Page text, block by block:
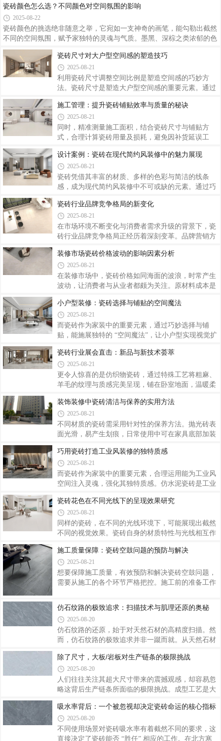
运用这些通铺技法，750×1500mm大板瓷砖便能化身空间魔术师，用最
少的分割线演绎出浑然天成的大气格局。
瓷砖颜色怎么选？不同颜色对空间氛围的影响
瓷砖颜色的挑选绝非随意之举，它宛如一支神奇的画
笔，能勾勒出截然不同的空间氛围，赋予家独特的灵
厚重的历史感与奢华气息。但需留意，深色若运用不
当易使空间压抑逼仄，故而搭配时要巧妙借助灯光与
软装调节平衡。瓷砖颜色的抉择是一场关于美学与功
能的深度对话。
瓷砖尺寸对大户型空间感的塑造技巧
2025-08-21
利用瓷砖尺寸调整空间比例是塑造空间感的巧妙方
法。瓷砖尺寸是塑造大户型空间感的重要元素。通过
寸以及匹配家具，能够充分发挥大户型的空间优势，
打造出既大气又富有层次感的居住环境。
施工管理：提升瓷砖铺贴效率与质量的秘诀
2025-08-21
同时，精准测量施工面积，结合瓷砖尺寸与铺贴方
式，合理计算瓷砖用量及损耗，避免因补货延误工
砖铺贴效率与质量，需要在施工前做好充分准备，施
工中加强人员管理、优化工艺并严格监控质量。
设计案例：瓷砖在现代简约风装修中的魅力展现
2025-08-21
瓷砖凭借其丰富的材质、多样的色彩与简洁的线条
感，成为现代简约风装修中不可或缺的元素。通过巧
漓尽致。在现代简约风装修中，瓷砖的魅力不仅体现
在其简洁的外观与丰富的功能性上，更在于通过巧妙
的色彩搭配、材质选择与铺贴方式，实现空间的整体
协调与风格统一。
瓷砖行业品牌竞争格局的新变化
2025-08-21
在市场环境不断变化与消费者需求升级的背景下，瓷
砖行业品牌竞争格局正经历着深刻变革。品牌营销方
满足消费者多元化需求的品牌，在竞争中更具优势。
瓷砖行业品牌竞争格局的新变化，是市场发展与消费
升级的必然结果。
装修市场瓷砖价格波动的影响因素分析
2025-08-21
在装修市场中，瓷砖价格如同海面的波浪，时常产生
波动，让消费者与从业者都颇为关注。原材料成本是
有着直接影响。此外，企业的促销活动、销售渠道的
差异也会导致价格波动。装修市场瓷砖价格的波动是
多种因素共同作用的结果。
小户型装修：瓷砖选择与铺贴的空间魔法
2025-08-21
而瓷砖作为家装中的重要元素，通过巧妙选择与铺
贴，能施展独特的 “空间魔法”，让小户型实现视觉扩
重要手段。
瓷砖行业展会直击：新品与新技术荟萃
2025-08-21
更令人惊喜的是仿织物瓷砖，通过特殊工艺将粗麻、
羊毛的纹理与质感完美呈现，铺在卧室地面，温暖柔
象。数码喷墨打印技术持续升级，喷头精度大幅提
升，图案的细节表现力更强，色彩过渡也更加自然流
畅。瓷砖行业展会不仅是新品与新技术的集中展示，
更是行业发展趋势的风向标。
装饰装修中瓷砖清洁与保养的实用方法
2025-08-21
不同材质的瓷砖需采用针对性的保养方法。抛光砖表
面光滑，易产生划痕，日常使用中可在家具底部加装
光蜡对抛光砖进行打蜡保养，增强其光泽度和耐磨
性。
巧用瓷砖打造工业风装修的独特质感
2025-08-21
而瓷砖作为家装中的重要元素，合理运用能为工业风
空间注入灵魂，强化其独特质感。仿水泥瓷砖是工业
美复刻了水泥的原始质感。巧用瓷砖的材质、色彩、
纹理与铺贴方式，能轻松打造出工业风装修的独特质
感。
瓷砖花色在不同光线下的呈现效果研究
2025-08-21
同样的瓷砖，在不同的光线环境下，可能展现出截然
不同的视觉效果。瓷砖自身的材质特性与光线相互作
强，在光线照射下，其色彩会更加明亮，同时会产生
光影反射效果，使空间显得更加通透宽敞。了解瓷砖
花色在不同光线下的呈现效果，对于家装设计至关重
要。
施工质量保障：瓷砖空鼓问题的预防与解决
2025-08-21
想要保障施工质量，有效预防和解决瓷砖空鼓问题，
需要从施工的各个环节严格把控。施工前的准备工作
键。若不幸出现空鼓问题，需及时采取解决措施。
仿石纹路的极致追求：扫描技术与肌理还原的奥秘
2025-08-20
仿石纹路的还原，始于对天然石材的高精度扫描。然
而，仿石纹路的极致追求并非一蹴而就。从天然石材
的精准呈现，仿石纹路的极致追求是科技与匠心的结
合。
除了尺寸，大板/岩板对生产链条的极限挑战
2025-08-20
人们往往关注其超大尺寸带来的震撼观感，却容易忽
略这背后生产链条所面临的极限挑战。成型工艺是大
生产的 “生死考验”。大板 / 岩板的生产是一场对技
术、设备和管理的全方位挑战。
吸水率背后：一个被忽视却决定瓷砖命运的核心指标
2025-08-20
不同使用场景对瓷砖吸水率有着截然不同的要求，这
直接决定了瓷砖能否 “胜任” 相应的工作。在北方寒